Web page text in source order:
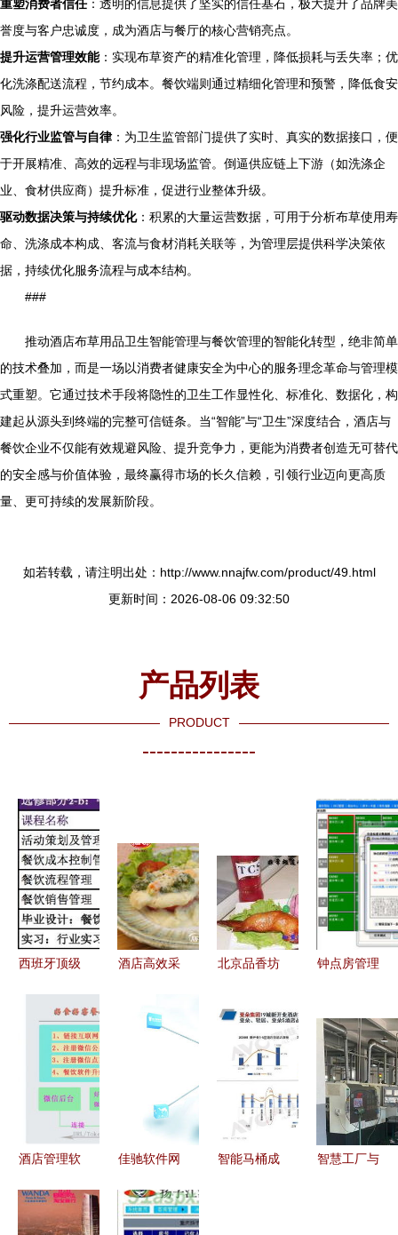
重塑消费者信任：透明的信息提供了坚实的信任基石，极大提升了品牌美
誉度与客户忠诚度，成为酒店与餐厅的核心营销亮点。
提升运营管理效能：实现布草资产的精准化管理，降低损耗与丢失率；优
化洗涤配送流程，节约成本。餐饮端则通过精细化管理和预警，降低食安
风险，提升运营效率。
强化行业监管与自律：为卫生监管部门提供了实时、真实的数据接口，便
于开展精准、高效的远程与非现场监管。倒逼供应链上下游（如洗涤企
业、食材供应商）提升标准，促进行业整体升级。
驱动数据决策与持续优化：积累的大量运营数据，可用于分析布草使用寿
命、洗涤成本构成、客流与食材消耗关联等，为管理层提供科学决策依
据，持续优化服务流程与成本结构。
###
推动酒店布草用品卫生智能管理与餐饮管理的智能化转型，绝非简单
的技术叠加，而是一场以消费者健康安全为中心的服务理念革命与管理模
式重塑。它通过技术手段将隐性的卫生工作显性化、标准化、数据化，构
建起从源头到终端的完整可信链条。当“智能”与“卫生”深度结合，酒店与
餐饮企业不仅能有效规避风险、提升竞争力，更能为消费者创造无可替代
的安全感与价值体验，最终赢得市场的长久信赖，引领行业迈向更高质
量、更可持续的发展新阶段。
如若转载，请注明出处：http://www.nnajfw.com/product/49.html
更新时间：2026-08-06 09:32:50
产品列表
PRODUCT
----------------
西班牙顶级
士项目开放
申请，餐饮
管理方向备
受瞩目
酒店高效采
食饭批发厂
北京品香坊
限责任公司
专业餐饮管
理助力披
萨、鸡翅包
饭与烤猪蹄
创业加盟
钟点房管理
理系统中的
高效运营策
略
酒店管理软
价格、报价
佳驰软件网
OTA订单与
智能马桶成
智慧工厂与